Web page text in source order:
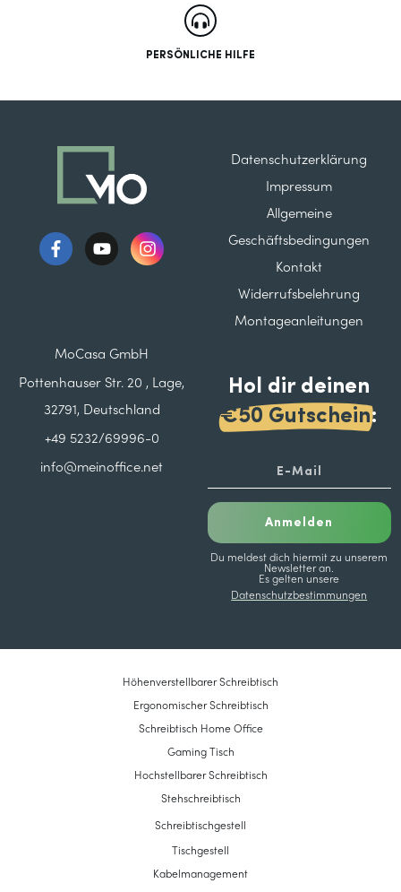
PERSÖNLICHE HILFE
Datenschutzerklärung
Impressum
Allgemeine
Geschäftsbedingungen
Kontakt
Widerrufsbelehrung
Montageanleitungen
MoCasa GmbH
Pottenhauser Str. 20 , Lage,
32791, Deutschland
+49 5232/69996-0
info@meinoffice.net
Hol dir deinen
€50 Gutschein:
Anmelden
Du meldest dich hiermit zu unserem
Newsletter an.
Es gelten unsere
Datenschutzbestimmungen
Höhenverstellbarer Schreibtisch
Ergonomischer Schreibtisch
Schreibtisch Home Office
Gaming Tisch
Hochstellbarer Schreibtisch
Stehschreibtisch
Schreibtischgestell
Tischgestell
Kabelmanagement